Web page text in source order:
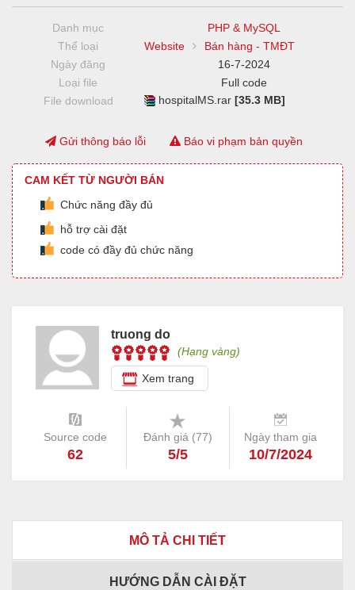
Danh mục
PHP & MySQL
Thể loại
Website
Bán hàng - TMĐT
Ngày đăng
16-7-2024
Loại file
Full code
File download
hospitalMS.rar[35.3 MB]
Gửi thông báo lỗi Báo vi phạm bản quyền
CAM KẾT TỪ NGƯỜI BÁN
Chức năng đầy đủ
hỗ trợ cài đặt
code có đầy đủ chức năng
truong do
(Hạng vàng)
Xem trang
Source code
62
Đánh giá (77)
5/5
Ngày tham gia
10/7/2024
MÔ TẢ CHI TIẾT
HƯỚNG DẪN CÀI ĐẶT